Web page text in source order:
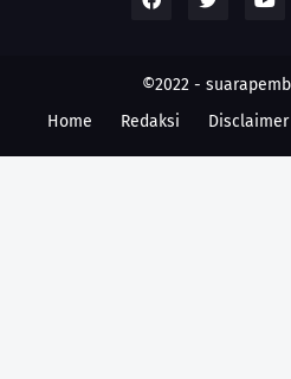
©2022 -
Home
Redaksi Disclaimer